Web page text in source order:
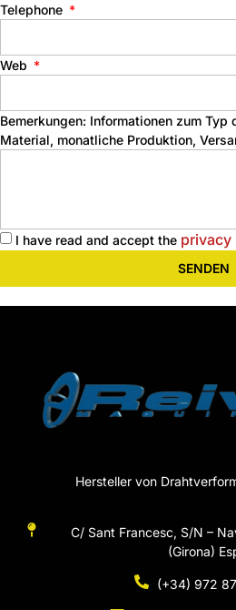
Telephone
Web
Bemerkungen: Informationen zum Typ
Material, monatliche Produktion,
I have read and accept the privacy
SENDEN
Hersteller von
C/ Sant Francesc, S/N –
(Girona)
(+34) 972